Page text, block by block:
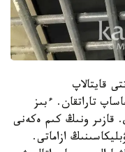
قايتالاپ
تاراتقان. ءبىز
قازىر ونىڭ كىم ەكەنى
ازاماتى.